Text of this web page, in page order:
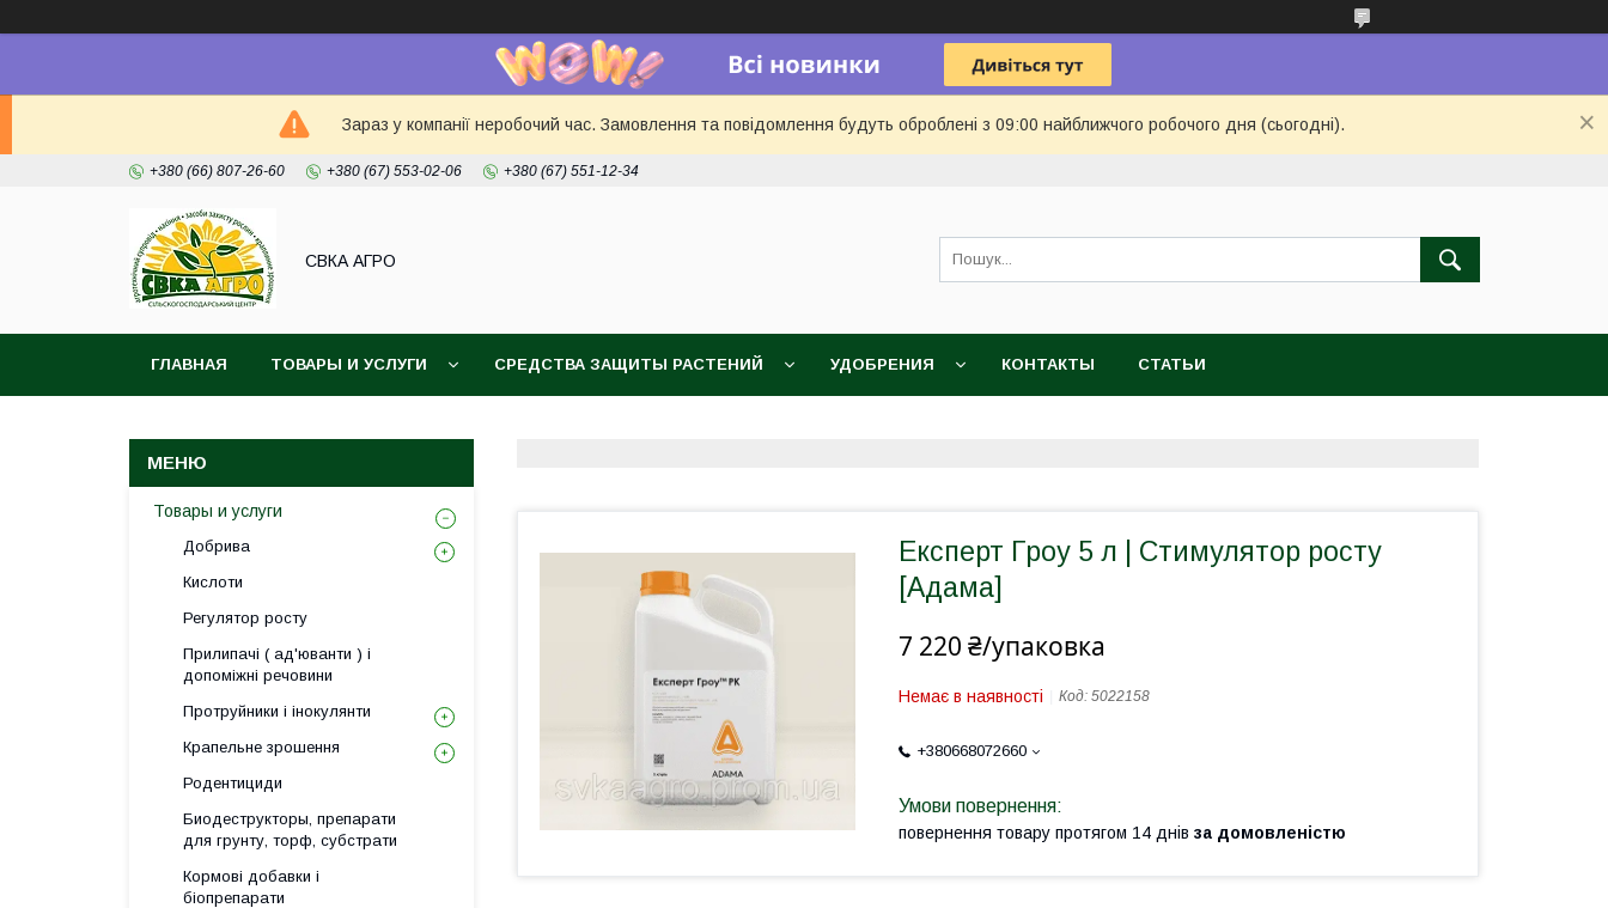
Зараз у компанії неробочий час. Замовлення та повідомлення будуть оброблені з 09:00 найближчого робочого дня (сьогодні).
+380 (66) 807-26-60 +380 (67) 553-02-06 +380 (67) 551-12-34
СВКА АГРО
ГЛАВНАЯ ТОВАРЫ И УСЛУГИ СРЕДСТВА ЗАЩИТЫ РАСТЕНИЙ УДОБРЕНИЯ КОНТАКТЫ СТАТЬИ
Експерт Гроу 5 л | Стимулятор росту
[Адама]
7 220 ₴/упаковка
Немає в наявності Код: 5022158
+380668072660
повернення товару протягом 14 днів за домовленістю
Товары и услуги
Добрива
Кислоти
Регулятор росту
Прилипачі ( ад'юванти ) і
допоміжні речовини
Протруйники і інокулянти
Крапельне зрошення
Родентициди
Биодеструкторы, препарати
для грунту, торф, субстрати
Кормові добавки і
біопрепарати